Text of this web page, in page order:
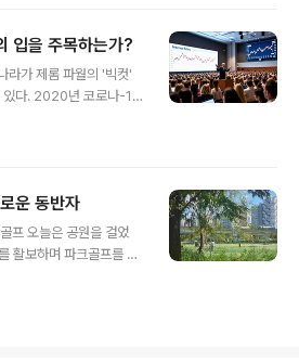
한 도시였다. 비교와 대
았던...슬픈 나의 젊음의
심히. 젊은 시절아내와 첫
인지.외로움과 그리움이
입을 주목하는가?
가 제롬 파월의 '빅컷'
있다. 2020년 코로나-19
감소시켰다. 2020년의
만들어진 동학개미현상
국연방준비제도는 202
이션을 조절하기 위한 노
성장은 둔화등 미국뿐
운 동반자
프 오늘은 공원을 걸었
활보하며 파크골프를 즐
모습을 먼발치에서 보